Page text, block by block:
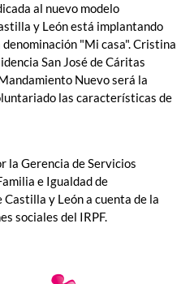
al nuevo modelo
y León está implantando
"Mi casa". Cristina
San José de Cáritas
Nuevo será la
las características de
la Gerencia de Servicios
e Igualdad de
y León a cuenta de la
sociales del IRPF.